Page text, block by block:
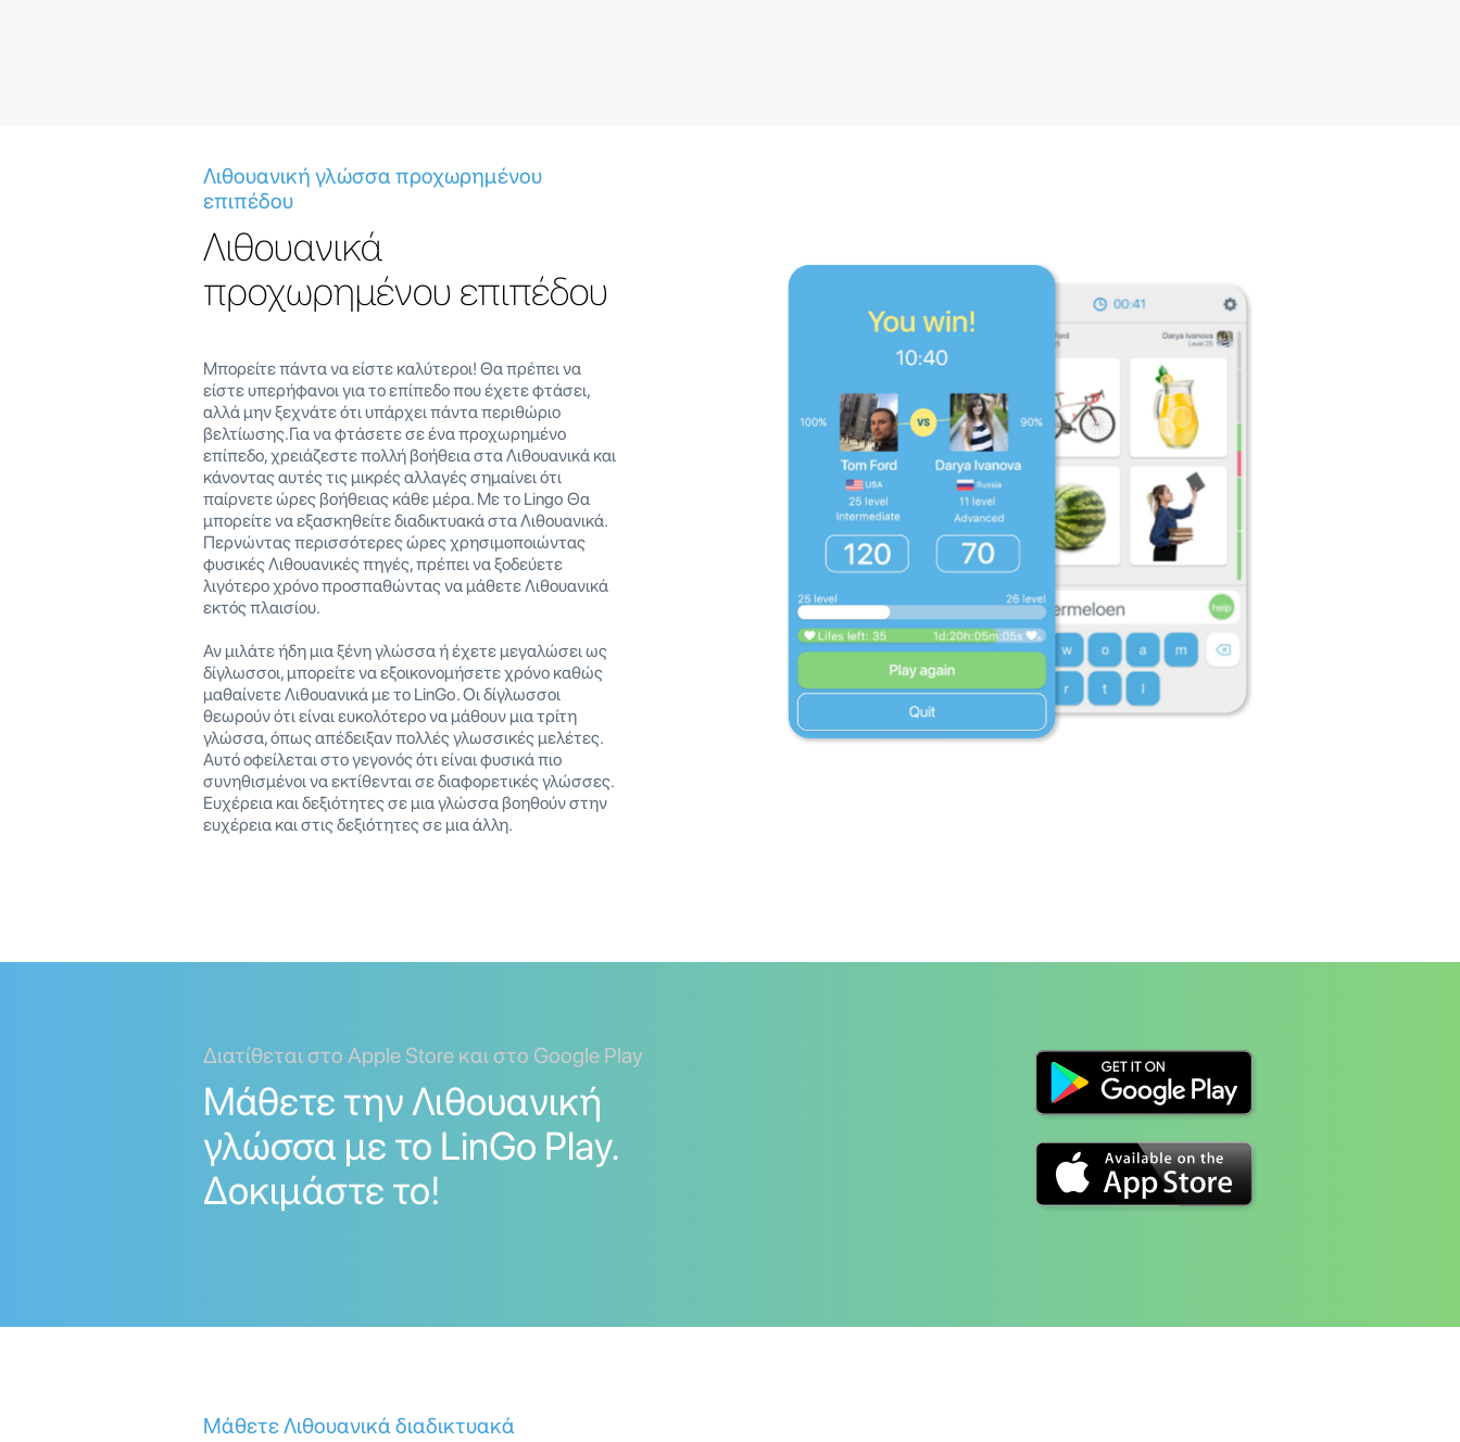
Λιθουανική γλώσσα προχωρημένου
επιπέδου
Λιθουανικά
προχωρημένου επιπέδου
Μπορείτε πάντα να είστε καλύτεροι! Θα πρέπει να
είστε υπερήφανοι για το επίπεδο που έχετε φτάσει,
αλλά μην ξεχνάτε ότι υπάρχει πάντα περιθώριο
βελτίωσης.Για να φτάσετε σε ένα προχωρημένο
επίπεδο, χρειάζεστε πολλή βοήθεια στα Λιθουανικά και
κάνοντας αυτές τις μικρές αλλαγές σημαίνει ότι
παίρνετε ώρες βοήθειας κάθε μέρα. Με το Lingo Θα
μπορείτε να εξασκηθείτε διαδικτυακά στα Λιθουανικά.
Περνώντας περισσότερες ώρες χρησιμοποιώντας
φυσικές Λιθουανικές πηγές, πρέπει να ξοδεύετε
λιγότερο χρόνο προσπαθώντας να μάθετε Λιθουανικά
εκτός πλαισίου.
Αν μιλάτε ήδη μια ξένη γλώσσα ή έχετε μεγαλώσει ως
δίγλωσσοι, μπορείτε να εξοικονομήσετε χρόνο καθώς
μαθαίνετε Λιθουανικά με το LinGo. Οι δίγλωσσοι
θεωρούν ότι είναι ευκολότερο να μάθουν μια τρίτη
γλώσσα, όπως απέδειξαν πολλές γλωσσικές μελέτες.
Αυτό οφείλεται στο γεγονός ότι είναι φυσικά πιο
συνηθισμένοι να εκτίθενται σε διαφορετικές γλώσσες.
Ευχέρεια και δεξιότητες σε μια γλώσσα βοηθούν στην
ευχέρεια και στις δεξιότητες σε μια άλλη.
Διατίθεται στο Apple Store και στο Google Play
Μάθετε την Λιθουανική
γλώσσα με το LinGo Play.
Δοκιμάστε το!
Μάθετε Λιθουανικά διαδικτυακά